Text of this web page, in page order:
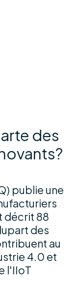
des
publie une
décrit 88
des
au
4.0 et
l'IIoT